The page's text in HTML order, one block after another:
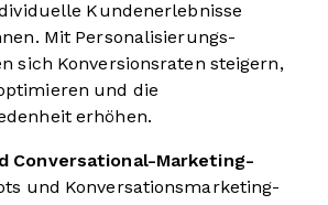
Kundenerlebnisse
Mit Personalisierungs-
sich Konversionsraten steigern,
und die
erhöhen.
Conversational-Marketing-
und Konversationsmarketing-